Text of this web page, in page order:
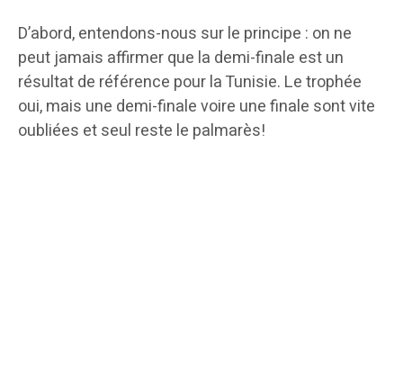
D’abord, entendons-nous sur le principe : on ne
peut jamais affirmer que la demi-finale est un
résultat de référence pour la Tunisie. Le trophée
oui, mais une demi-finale voire une finale sont vite
oubliées et seul reste le palmarès!